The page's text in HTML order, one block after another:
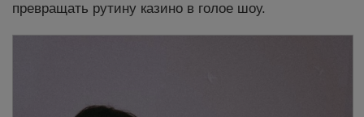
превращать рутину казино в голое шоу.